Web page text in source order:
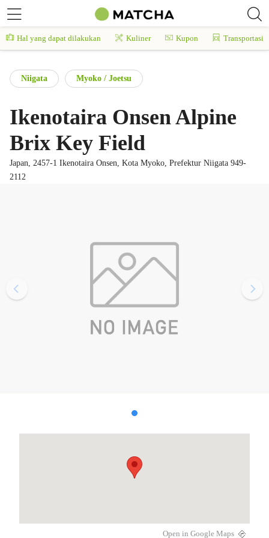
Hal yang dapat dilakukan Kuliner Kupon Transportasi
Niigata Myoko / Joetsu
Ikenotaira Onsen Alpine
Brix Key Field
Japan, 2457-1 Ikenotaira Onsen, Kota Myoko, Prefektur Niigata 949-
2112
Open in Google Maps